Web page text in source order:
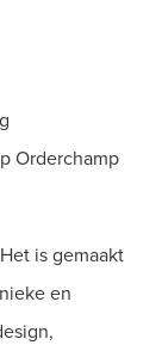
Orderchamp
is gemaakt
en